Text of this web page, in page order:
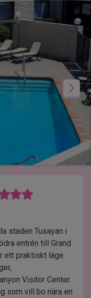
staden Tusayan i
entrén till Grand
ett praktiskt läge
Visitor Center.
som vill bo nära en